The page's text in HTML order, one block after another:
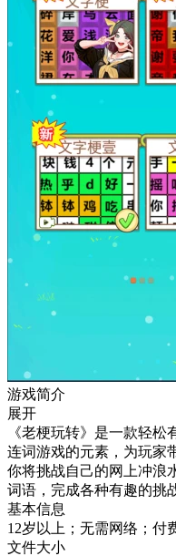
游戏简介
展开
《老梗玩转》是一款轻
连词游戏的元素，为玩家
你将挑战自己的网上冲浪
词语，完成各种有趣的挑
基本信息
12岁以上；无需网络；付
文件大小